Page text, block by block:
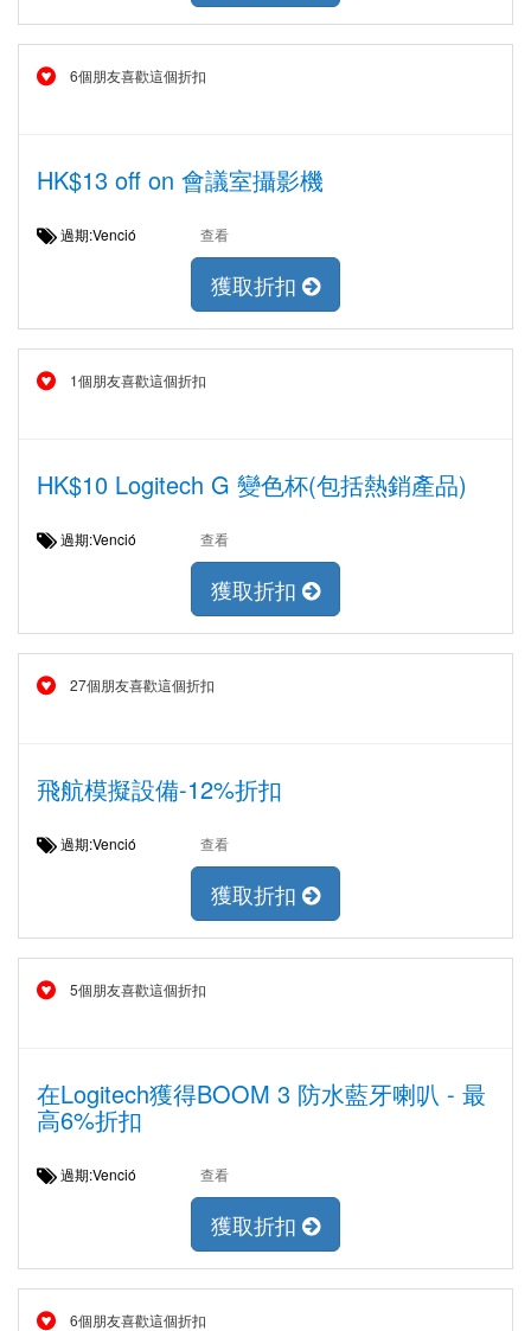
6個朋友喜歡這個折扣
HK$13 off on 會議室攝影機
過期:Venció 查看
獲取折扣
1個朋友喜歡這個折扣
HK$10 Logitech G 變色杯(包括熱銷產品)
過期:Venció 查看
獲取折扣
27個朋友喜歡這個折扣
飛航模擬設備-12%折扣
過期:Venció 查看
獲取折扣
5個朋友喜歡這個折扣
在Logitech獲得BOOM 3 防水藍牙喇叭 - 最
高6%折扣
過期:Venció 查看
獲取折扣
6個朋友喜歡這個折扣